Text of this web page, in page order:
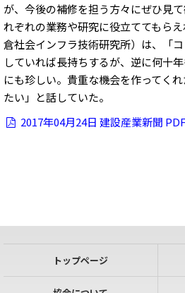
が、今後の補修を担う方々にぜひ見
れぞれの業務や研究に役立ててもら
倉社会インフラ技術研究所）は、「
していれば長持ちするが、逆に何十
にも珍しい。貴重な機会を作ってく
たい」と話していた。
2017年04月24日 建設産業新聞
トップページ